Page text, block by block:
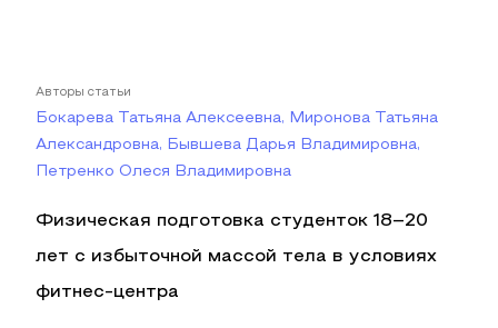
Авторы статьи
Бокарева Татьяна Алексеевна, Миронова Татьяна
Александровна, Бывшева Дарья Владимировна,
Петренко Олеся Владимировна
Физическая подготовка студенток 18–20
лет с избыточной массой тела в условиях
фитнес-центра